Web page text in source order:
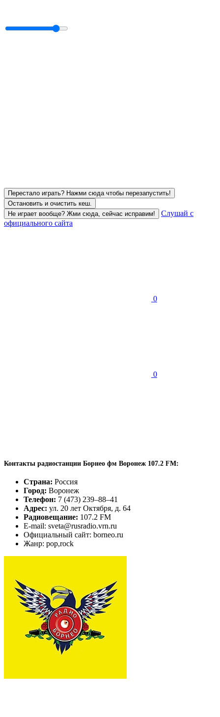
Перестало играть? Нажми сюда чтобы перезапустить!
Остановить и очистить кеш.
Не играет вообще? Жми сюда, сейчас исправим!
Слушай с
официального сайта
0
0
Контакты радиостанции Борнео фм Воронеж 107.2 FM:
Страна: Россия
Город: Воронеж
Телефон: 7 (473) 239–88–41
Адрес: ул. 20 лет Октября, д. 64
Радиовещание: 107.2 FM
E-mail: sveta@rusradio.vrn.ru
Официальный сайт: borneo.ru
Жанр: pop,rock